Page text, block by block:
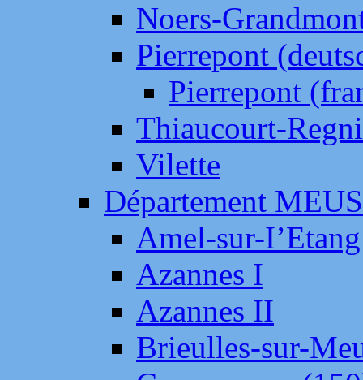
Noers-
Pierrepont
Pierrepont
Thiaucourt-
Vilette
Département
Amel-sur-
Azannes I
Azannes II
Brieulles-sur-